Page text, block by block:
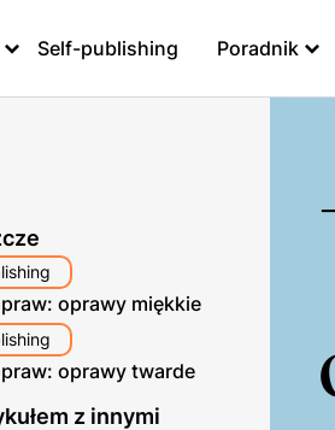
Self-publishing Poradnik
oprawy miękkie
oprawy twarde
z innymi